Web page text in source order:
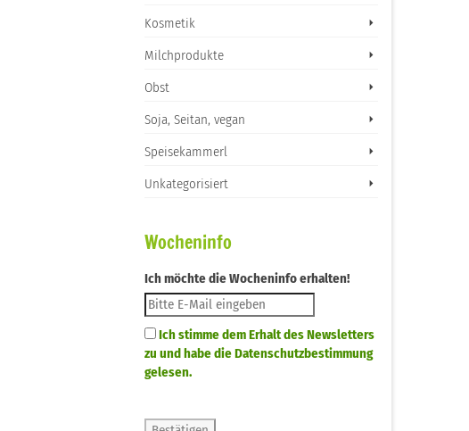
Kosmetik
Milchprodukte
Obst
Soja, Seitan, vegan
Speisekammerl
Unkategorisiert
Wocheninfo
Ich möchte die Wocheninfo erhalten!
Ich stimme dem Erhalt des Newsletters
zu und habe die Datenschutzbestimmung
gelesen.